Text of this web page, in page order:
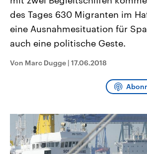
Landtagswahl Sachsen-Anhalt
2026
Alle Informationen
Sachsen-Anhalt wählt am 6.
September 2026 einen neuen
Landtag. Seit 2021 wird das
Bundesland von einer Koalition aus
CDU, SPD und FDP regiert.-
Wahlprogramme, aktuelle Berichte
und Hintergründe zu den Parteien
Programm
Audio-Archiv
des Tages 630 Migranten im
eine Ausnahmesituation für
auch eine politische Geste.
Von Marc Dugge | 17.06.2018